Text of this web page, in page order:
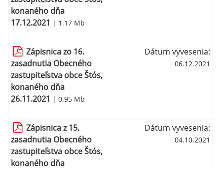
konaného dňa
17.12.2021 | 1.17 Mb
Zápisnica zo 16.
zasadnutia Obecného
zastupiteľstva obce Štós,
konaného dňa
26.11.2021 | 0.95 Mb
Dátum vyvesenia:
06.12.2021
Zápisnica z 15.
zasadnutia Obecného
zastupiteľstva obce Štós,
konaného dňa
Dátum vyvesenia:
04.10.2021